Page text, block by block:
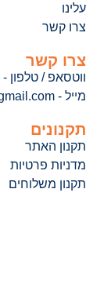
עלינו
צרו קשר
צרו קשר
ווטסאפ / טלפון - 052-8974857
מייל - hubility.team@gmail.com
תקנונים
תקנון האתר
מדניות פרטיות
תקנון משלוחים